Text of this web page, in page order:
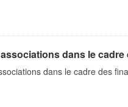
dans le
dans le cadre des